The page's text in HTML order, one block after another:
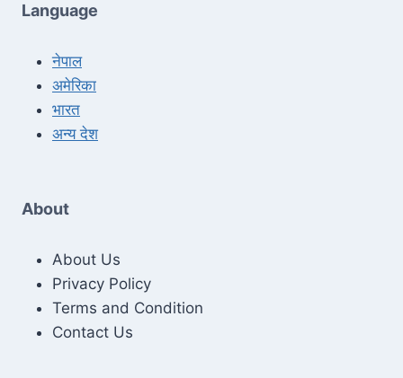
Language
नेपाल
अमेरिका
भारत
अन्य देश
About
About Us
Privacy Policy
Terms and Condition
Contact Us